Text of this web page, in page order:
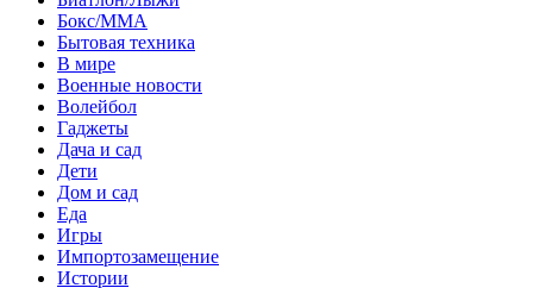
Бокс/MMA
Бытовая техника
В мире
Военные новости
Волейбол
Гаджеты
Дача и сад
Дети
Дом и сад
Еда
Игры
Импортозамещение
Истории